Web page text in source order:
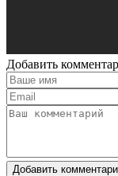
Добавить
Добавить